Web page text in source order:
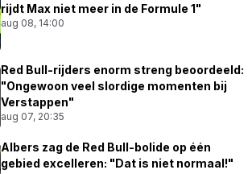
rijdt Max niet meer in de Formule 1"
aug 08, 14:00
Red Bull-rijders enorm streng beoordeeld:
"Ongewoon veel slordige momenten bij
Verstappen"
aug 07, 20:35
Albers zag de Red Bull-bolide op één
gebied excelleren: "Dat is niet normaal!"